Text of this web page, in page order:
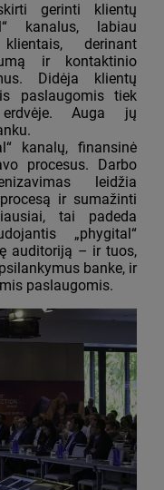
gerinti klientų
kanalus, labiau
derinant
ir kontaktinio
Didėja klientų
paslaugomis tiek
Auga jų
kanalų, finansinė
procesus. Darbo
leidžia
ir sumažinti
tai padeda
„phygital“
auditoriją – ir tuos,
banke, ir
paslaugomis.